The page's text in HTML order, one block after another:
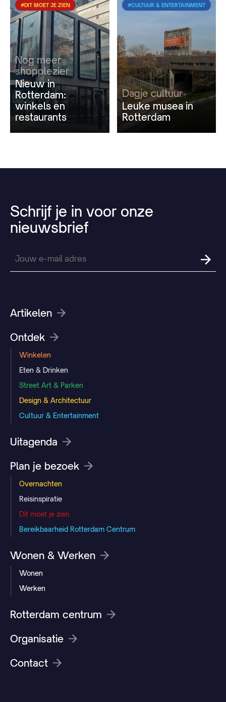
#DIT MOET JE ZIEN
Nog meer
shopplezier
Nieuw in
Rotterdam:
winkels en
restaurants
#CULTUUR & ENTERTAINMENT
Dagje cultuur
Leuke musea in
Rotterdam
Schrijf je in voor onze
nieuwsbrief
Artikelen
Ontdek
Winkelen
Eten & Drinken
Street Art & Parken
Design & Architectuur
Cultuur & Entertainment
Uitagenda
Plan je bezoek
Overnachten
Reisinspiratie
Dit moet je zien
Bereikbaarheid Rotterdam Centrum
Wonen & Werken
Wonen
Werken
Rotterdam centrum
Organisatie
Contact